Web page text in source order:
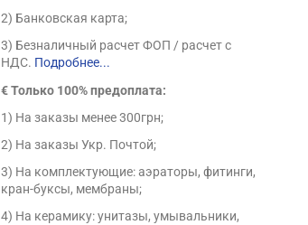
2) Банковская карта;
3) Безналичный расчет ФОП / расчет с
НДС. Подробнее...
€ Только 100% предоплата:
1) На заказы менее 300грн;
2) На заказы Укр. Почтой;
3) На комплектующие: аэраторы, фитинги,
кран-буксы, мембраны;
4) На керамику: унитазы, умывальники,